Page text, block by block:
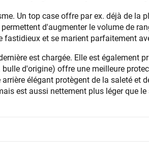
Un top case offre par ex. déjà de la
d'augmenter le volume de
et se marient parfaitement
est chargée. Elle est également
d'origine) offre une meilleure
élégant protègent de la saleté et
est aussi nettement plus léger que